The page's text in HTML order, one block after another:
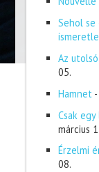
Sehol
Az
05.
Hamnet
Csak
március
Érzelmi
08.